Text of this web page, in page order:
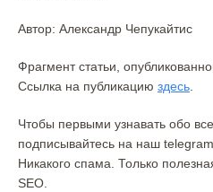
Автор: Александр Чепукайтис
Фрагмент статьи,
Ссылка на публикацию здесь
Чтобы первыми узнавать обо
подписывайтесь на наш
Никакого спама. Только
SEO.